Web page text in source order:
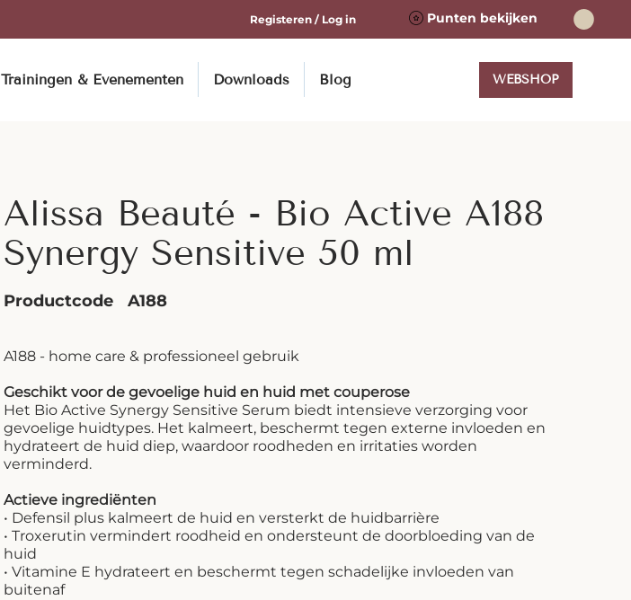
Punten bekijken
Registeren / Log in
Trainingen & Evenementen Downloads Blog WEBSHOP
Alissa Beauté - Bio Active A188
Synergy Sensitive 50 ml
Productcode A188
A188 - home care & professioneel gebruik
Geschikt voor de gevoelige huid en huid met couperose
Het Bio Active Synergy Sensitive Serum biedt intensieve verzorging voor
gevoelige huidtypes. Het kalmeert, beschermt tegen externe invloeden en
hydrateert de huid diep, waardoor roodheden en irritaties worden
verminderd.
Actieve ingrediënten
• Defensil plus kalmeert de huid en versterkt de huidbarrière
• Troxerutin vermindert roodheid en ondersteunt de doorbloeding van de
huid
• Vitamine E hydrateert en beschermt tegen schadelijke invloeden van
buitenaf